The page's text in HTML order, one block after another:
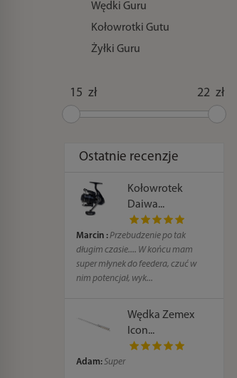
Wędki Guru
Kołowrotki Gutu
Żyłki Guru
zł zł
Ostatnie recenzje
Kołowrotek
Daiwa...
Marcin :Przebudzenie po tak
długim czasie.... W końcu mam
super młynek do feedera, czuć w
nim potencjał, wyk...
Wędka Zemex
Icon...
Adam:Super